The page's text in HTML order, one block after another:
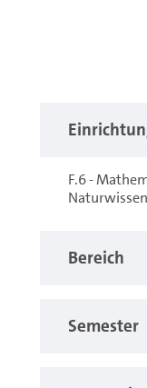
F.6 -
Bereich
Semester